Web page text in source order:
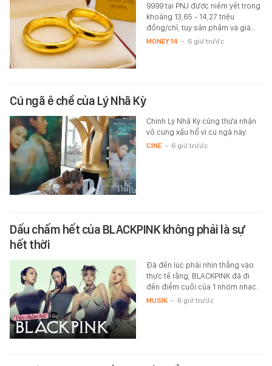
9999 tại PNJ được niêm yết trong
khoảng 13,65 - 14,27 triệu
đồng/chỉ, tùy sản phầm và giá…
MONEY.14 - 6 giờ trước
Cú ngã ê chề của Lý Nhã Kỳ
Chính Lý Nhã Kỳ cũng thừa nhận
vô cùng xấu hổ vì cú ngã này.
CINE - 6 giờ trước
Dấu chấm hết của BLACKPINK không phải là sự
hết thời
Đã đến lúc phải nhìn thẳng vào
thực tế rằng, BLACKPINK đã đi
đến điểm cuối của 1 nhóm nhạc.
MUSIK - 6 giờ trước